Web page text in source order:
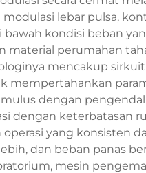
lebar pulsa,
kondisi beban
material perumahan
mencakup
mempertahankan
dengan
dengan keterbatasan
yang konsisten
dan beban panas
mesin